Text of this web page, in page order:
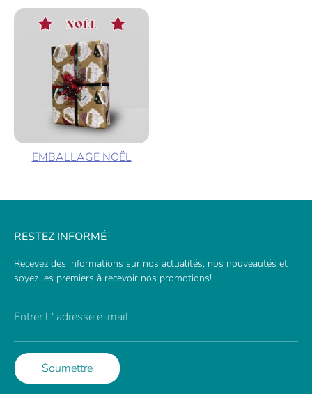
EMBALLAGE NOËL
RESTEZ INFORMÉ
Recevez des informations sur nos actualités, nos nouveautés et
soyez les premiers à recevoir nos promotions!
Entrer l ' adresse e-mail
Soumettre